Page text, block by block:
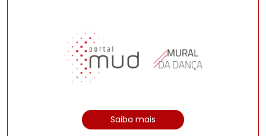
Saiba mais